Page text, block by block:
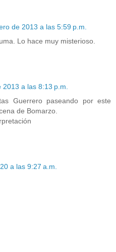
de 2013 a las 5:59 p.m.
Lo hace muy misterioso.
a las 8:13 p.m.
Guerrero paseando por este
de Bomarzo.
a las 9:27 a.m.